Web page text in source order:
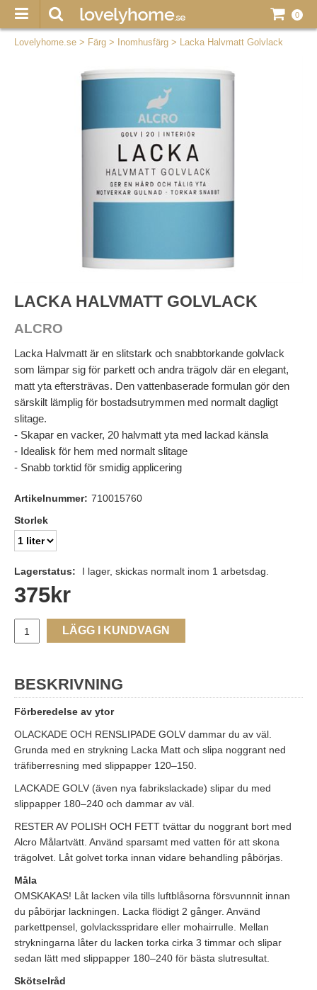
0
Lovelyhome.se > Färg > Inomhusfärg > Lacka Halvmatt Golvlack
LACKA HALVMATT GOLVLACK
ALCRO
Lacka Halvmatt är en slitstark och snabbtorkande golvlack
som lämpar sig för parkett och andra trägolv där en elegant,
matt yta eftersträvas. Den vattenbaserade formulan gör den
särskilt lämplig för bostadsutrymmen med normalt dagligt
slitage.
- Skapar en vacker, 20 halvmatt yta med lackad känsla
- Idealisk för hem med normalt slitage
- Snabb torktid för smidig applicering
Artikelnummer: 710015760
Storlek
Lagerstatus: I lager, skickas normalt inom 1 arbetsdag.
375kr
LÄGG I KUNDVAGN
BESKRIVNING
Förberedelse av ytor
OLACKADE OCH RENSLIPADE GOLV dammar du av väl.
Grunda med en strykning Lacka Matt och slipa noggrant ned
träfiberresning med slippapper 120–150.
LACKADE GOLV (även nya fabrikslackade) slipar du med
slippapper 180–240 och dammar av väl.
RESTER AV POLISH OCH FETT tvättar du noggrant bort med
Alcro Målartvätt. Använd sparsamt med vatten för att skona
trägolvet. Låt golvet torka innan vidare behandling påbörjas.
Måla
OMSKAKAS! Låt lacken vila tills luftblåsorna försvunnnit innan
du påbörjar lackningen. Lacka flödigt 2 gånger. Använd
parkettpensel, golvlacksspridare eller mohairrulle. Mellan
strykningarna låter du lacken torka cirka 3 timmar och slipar
sedan lätt med slippapper 180–240 för bästa slutresultat.
Skötselråd